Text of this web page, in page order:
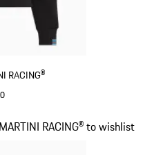
RACING®
RACING® to wishlist